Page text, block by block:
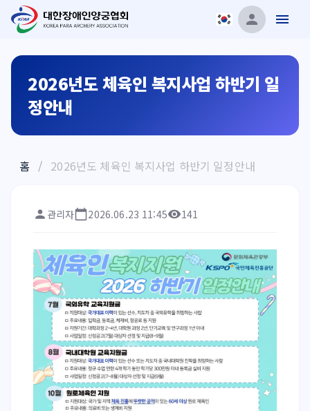
2026년도 체육인 복지사업 하반기 일
정안내
홈 / 2026년도 체육인 복지사업 하반기 일정안내
관리자 2026.06.23 11:45 141